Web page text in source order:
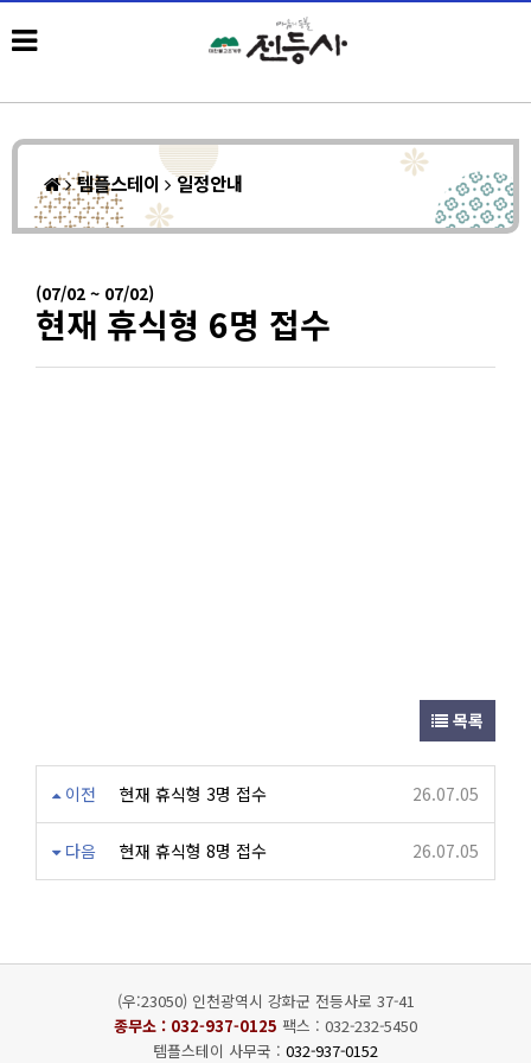
템플스테이 일정안내
(07/02 ~ 07/02)
현재 휴식형 6명 접수
목록
이전 현재 휴식형 3명 접수 26.07.05
다음 현재 휴식형 8명 접수 26.07.05
(우:23050) 인천광역시 강화군 전등사로 37-41
종무소 : 032-937-0125 팩스 : 032-232-5450
템플스테이 사무국 : 032-937-0152